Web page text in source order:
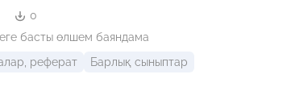
0
басты өлшем баяндама
реферат Барлық сыныптар